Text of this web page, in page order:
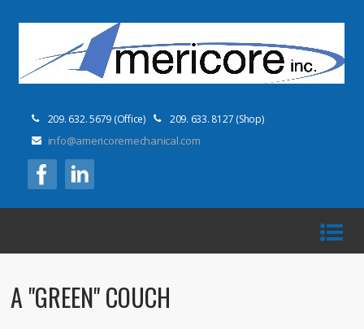
209. 632. 5679 (Office) 209. 633. 8127 (Shop)
info@americoremechanical.com
A "GREEN" COUCH